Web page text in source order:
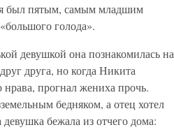
был пятым, самым младшим
голода».
девушкой она познакомилась на
друга, но когда Никита
нрава, прогнал жениха прочь.
бедняком, а отец хотел
бежала из отчего дома: